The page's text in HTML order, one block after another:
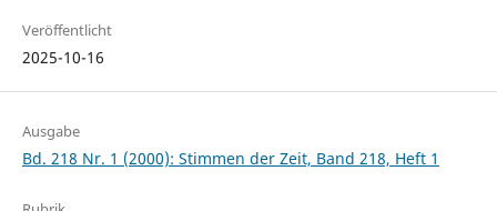
Veröffentlicht
2025-10-16
Ausgabe
Bd. 218 Nr. 1 (2000): Stimmen der Zeit, Band 218, Heft 1